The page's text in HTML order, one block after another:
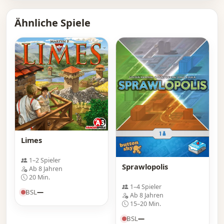
Ähnliche Spiele
Limes
1–2 Spieler
Ab 8 Jahren
20 Min.
BSL—
Sprawlopolis
1–4 Spieler
Ab 8 Jahren
15–20 Min.
BSL—